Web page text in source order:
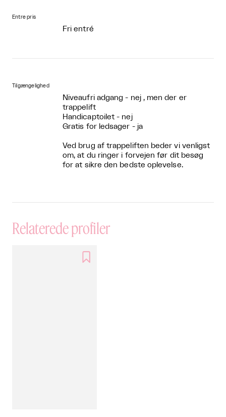
Entre pris
Fri entré
Tilgængelighed
Niveaufri adgang - nej , men der er
trappelift
Handicaptoilet - nej
Gratis for ledsager - ja
Ved brug af trappeliften beder vi venligst
om, at du ringer i forvejen før dit besøg
for at sikre den bedste oplevelse.
Relaterede profiler
